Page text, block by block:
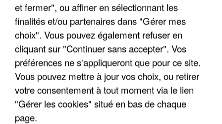
UNE TOURISTE DE L’OISE EMPORTÉE PAR UNE
COULÉE DE BOUE EN HAUTE-SAVOIE
et fermer", ou affiner en sélectionnant les
finalités et/ou partenaires dans "Gérer mes
choix". Vous pouvez également refuser en
cliquant sur "Continuer sans accepter". Vos
préférences ne s'appliqueront que pour ce site.
Vous pouvez mettre à jour vos choix, ou retirer
votre consentement à tout moment via le lien
"Gérer les cookies" situé en bas de chaque
page.